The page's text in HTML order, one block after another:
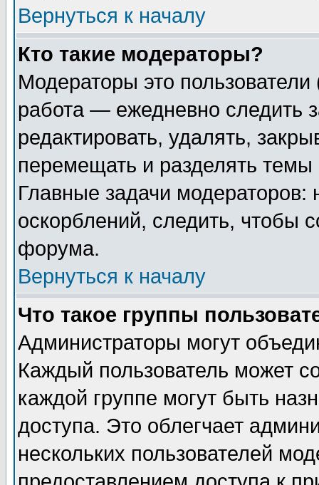
Вернуться к началу
Кто такие модераторы?
Модераторы это
работа — ежедневно следить
редактировать, удалять,
перемещать и разделять
Главные задачи
оскорблений, следить, чтобы
форума.
Вернуться к началу
Что такое группы
Администраторы могут
Каждый пользователь может
каждой группе могут быть
доступа. Это облегчает
нескольких пользователей